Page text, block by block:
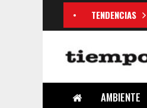
TENDENCIAS
AMBIENTE